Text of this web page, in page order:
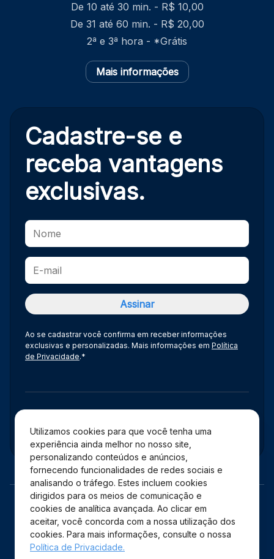
Utilizamos cookies para que você tenha uma
experiência ainda melhor no nosso site,
personalizando conteúdos e anúncios,
fornecendo funcionalidades de redes sociais e
analisando o tráfego. Estes incluem cookies
dirigidos para os meios de comunicação e
cookies de analítica avançada. Ao clicar em
aceitar, você concorda com a nossa utilização dos
cookies. Para mais informações, consulte o nossa
Política de Privacidade.
De 10 até 30 min. - R$ 10,00
De 31 até 60 min. - R$ 20,00
2ª e 3ª hora - *Grátis
Mais informações
Cadastre-se e
receba vantagens
exclusivas.
Ao se cadastrar você confirma em receber informações
exclusivas e personalizadas. Mais informações em Política
de Privacidade.*
Administração